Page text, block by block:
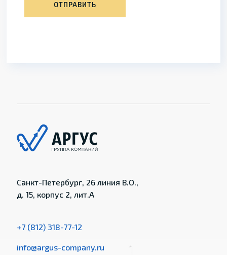
ОТПРАВИТЬ
Санкт-Петербург, 26 линия В.О.,
д. 15, корпус 2, лит.А
+7 (812) 318-77-12
info@argus-company.ru